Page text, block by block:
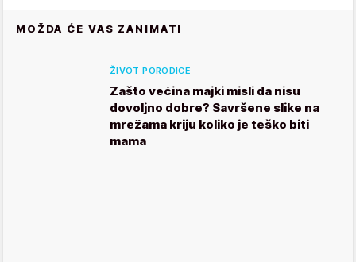
MOŽDA ĆE VAS ZANIMATI
ŽIVOT PORODICE
Zašto većina majki misli da nisu
dovoljno dobre? Savršene slike na
mrežama kriju koliko je teško biti
mama